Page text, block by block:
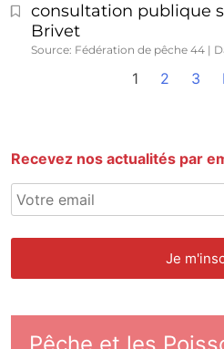
consultation publique
Brivet
Source: Fédération de pêche 44
1 2 3
Recevez nos actualités par